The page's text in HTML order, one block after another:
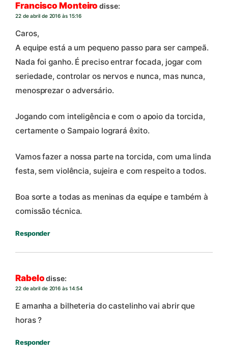
Francisco Monteiro disse:
22 de abril de 2016 às 15:16
Caros,
A equipe está a um pequeno passo para ser campeã.
Nada foi ganho. É preciso entrar focada, jogar com
seriedade, controlar os nervos e nunca, mas nunca,
menosprezar o adversário.
Jogando com inteligência e com o apoio da torcida,
certamente o Sampaio logrará êxito.
Vamos fazer a nossa parte na torcida, com uma linda
festa, sem violência, sujeira e com respeito a todos.
Boa sorte a todas as meninas da equipe e também à
comissão técnica.
Responder
Rabelodisse:
22 de abril de 2016 às 14:54
E amanha a bilheteria do castelinho vai abrir que
horas ?
Responder